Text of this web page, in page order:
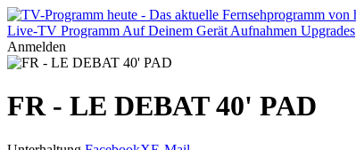
Live-TV Programm Auf Deinem Gerät Aufnahmen Upgrades
Anmelden
FR - LE DEBAT 40' PAD